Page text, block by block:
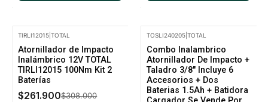
TIRLI12015 |TOTAL
Atornillador de Impacto
Inalámbrico 12V TOTAL
TIRLI12015 100Nm Kit 2
Baterías
$261.900$308.000
TOSLI240205| TOTAL
Combo Inalambrico
Atornillador De Impacto +
Taladro 3/8" Incluye 6
Accesorios + Dos
Baterias 1.5Ah + Batidora
Cargador Se Vende Por